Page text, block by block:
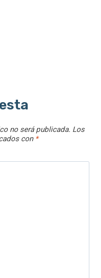
no será publicada. Los
con *